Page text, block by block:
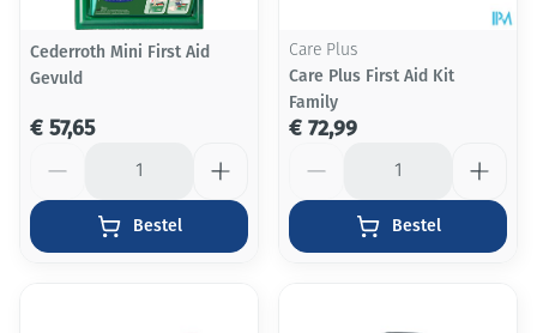
Cederroth Mini First Aid
Gevuld
€ 57,65
Bestel
Care Plus
Care Plus First Aid Kit
Family
€ 72,99
Bestel